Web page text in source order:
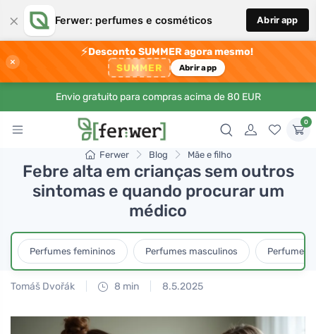
× Ferwer: perfumes e cosméticos Abrir app
×
⚡Desconto SUMMER agora mesmo!
SUMMER Abrir app
Envio gratuito para compras acima de 80 EUR
0
Ferwer Blog Mãe e filho
Febre alta em crianças sem outros
sintomas e quando procurar um
médico
Perfumes femininos Perfumes masculinos Perfumes
Tomáš Dvořák 8 min 8.5.2025